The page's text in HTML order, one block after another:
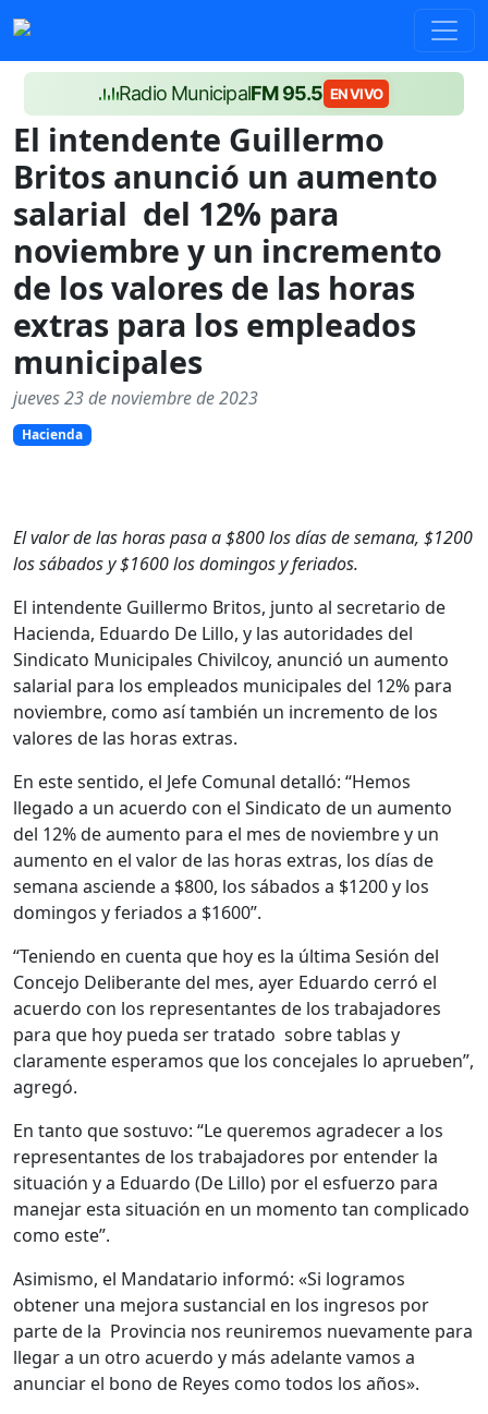
Radio MunicipalFM 95.5 EN VIVO
El intendente Guillermo
Britos anunció un aumento
salarial del 12% para
noviembre y un incremento
de los valores de las horas
extras para los empleados
municipales
jueves 23 de noviembre de 2023
Hacienda
El valor de las horas pasa a $800 los días de semana, $1200
los sábados y $1600 los domingos y feriados.
El intendente Guillermo Britos, junto al secretario de
Hacienda, Eduardo De Lillo, y las autoridades del
Sindicato Municipales Chivilcoy, anunció un aumento
salarial para los empleados municipales del 12% para
noviembre, como así también un incremento de los
valores de las horas extras.
En este sentido, el Jefe Comunal detalló: “Hemos
llegado a un acuerdo con el Sindicato de un aumento
del 12% de aumento para el mes de noviembre y un
aumento en el valor de las horas extras, los días de
semana asciende a $800, los sábados a $1200 y los
domingos y feriados a $1600”.
“Teniendo en cuenta que hoy es la última Sesión del
Concejo Deliberante del mes, ayer Eduardo cerró el
acuerdo con los representantes de los trabajadores
para que hoy pueda ser tratado sobre tablas y
claramente esperamos que los concejales lo aprueben”,
agregó.
En tanto que sostuvo: “Le queremos agradecer a los
representantes de los trabajadores por entender la
situación y a Eduardo (De Lillo) por el esfuerzo para
manejar esta situación en un momento tan complicado
como este”.
Asimismo, el Mandatario informó: «Si logramos
obtener una mejora sustancial en los ingresos por
parte de la Provincia nos reuniremos nuevamente para
llegar a un otro acuerdo y más adelante vamos a
anunciar el bono de Reyes como todos los años».